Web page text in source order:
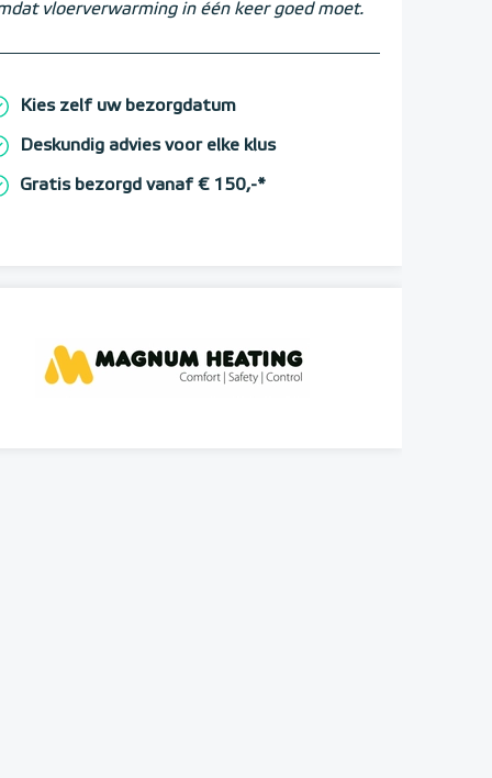
vloerverwarming in één keer goed moet.
Kies zelf uw bezorgdatum
Deskundig advies voor elke klus
Gratis bezorgd vanaf € 150,-*